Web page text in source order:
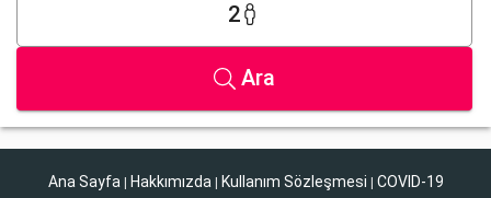
2
Ara
Ana Sayfa | Hakkımızda | Kullanım Sözleşmesi | COVID-19